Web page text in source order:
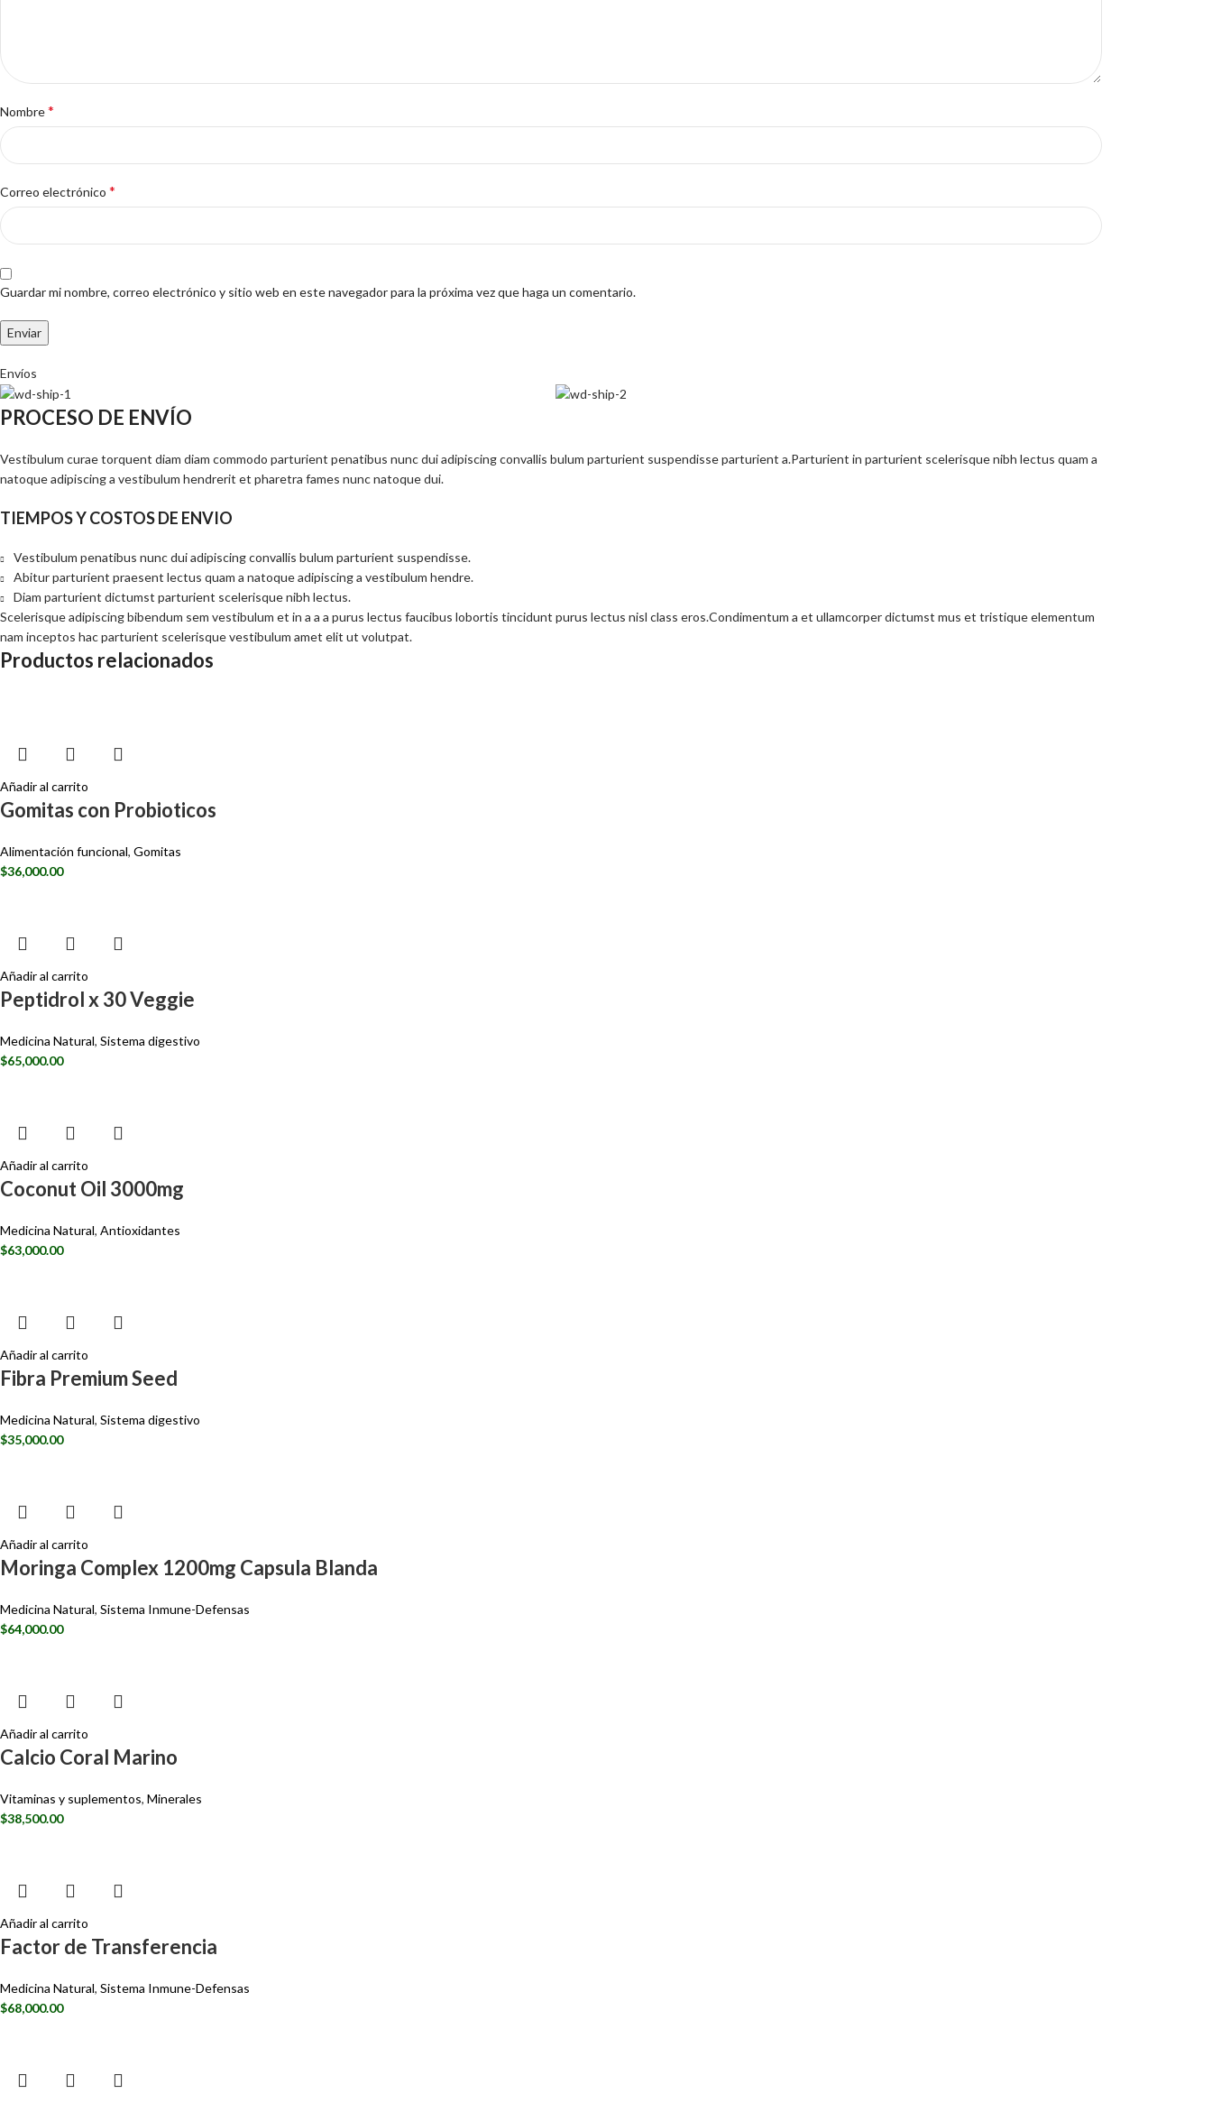
Nombre*
Correo electrónico *
Guardar mi nombre, correo electrónico y sitio web en este navegador para la próxima vez que haga un comentario.
Envíos
PROCESO DE ENVÍO
Vestibulum curae torquent diam diam commodo parturient penatibus nunc dui adipiscing convallis bulum parturient suspendisse parturient a.Parturient in parturient scelerisque nibh lectus quam a
natoque adipiscing a vestibulum hendrerit et pharetra fames nunc natoque dui.
TIEMPOS Y COSTOS DE ENVIO
Vestibulum penatibus nunc dui adipiscing convallis bulum parturient suspendisse.
Abitur parturient praesent lectus quam a natoque adipiscing a vestibulum hendre.
Diam parturient dictumst parturient scelerisque nibh lectus.
Scelerisque adipiscing bibendum sem vestibulum et in a a a purus lectus faucibus lobortis tincidunt purus lectus nisl class eros.Condimentum a et ullamcorper dictumst mus et tristique elementum
nam inceptos hac parturient scelerisque vestibulum amet elit ut volutpat.
Productos relacionados
Añadir al carrito
Gomitas con Probioticos
Alimentación funcional, Gomitas
$36,000.00
Añadir al carrito
Peptidrol x 30 Veggie
Medicina Natural, Sistema digestivo
$65,000.00
Añadir al carrito
Coconut Oil 3000mg
Medicina Natural, Antioxidantes
$63,000.00
Añadir al carrito
Fibra Premium Seed
Medicina Natural, Sistema digestivo
$35,000.00
Añadir al carrito
Moringa Complex 1200mg Capsula Blanda
Medicina Natural, Sistema Inmune-Defensas
$64,000.00
Añadir al carrito
Calcio Coral Marino
Vitaminas y suplementos, Minerales
$38,500.00
Añadir al carrito
Factor de Transferencia
Medicina Natural, Sistema Inmune-Defensas
$68,000.00